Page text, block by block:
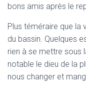
bons amis après le
Plus téméraire que la
du bassin. Quelques
rien à se mettre sous
notable le dieu de la
nous changer et